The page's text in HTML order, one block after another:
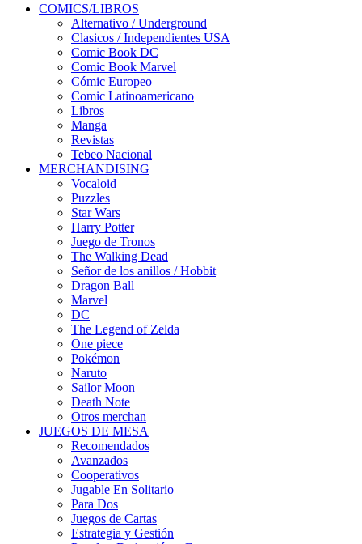
COMICS/LIBROS
Alternativo / Underground
Clasicos / Independientes USA
Comic Book DC
Comic Book Marvel
Cómic Europeo
Comic Latinoamericano
Libros
Manga
Revistas
Tebeo Nacional
MERCHANDISING
Vocaloid
Puzzles
Star Wars
Harry Potter
Juego de Tronos
The Walking Dead
Señor de los anillos / Hobbit
Dragon Ball
Marvel
DC
The Legend of Zelda
One piece
Pokémon
Naruto
Sailor Moon
Death Note
Otros merchan
JUEGOS DE MESA
Recomendados
Avanzados
Cooperativos
Jugable En Solitario
Para Dos
Juegos de Cartas
Estrategia y Gestión